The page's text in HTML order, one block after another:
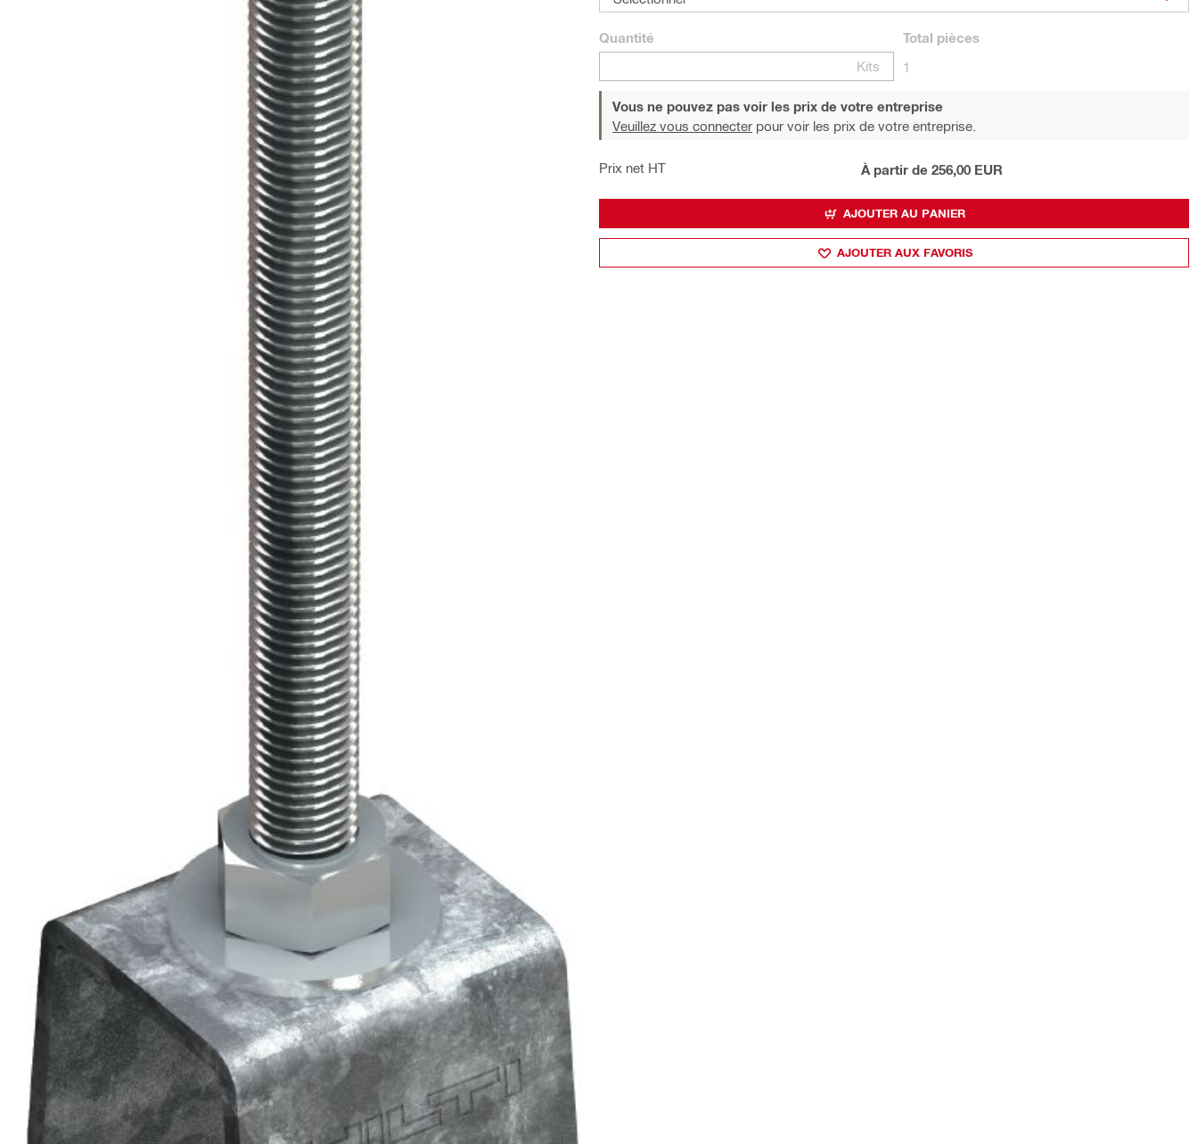
Quantité
Kits
Total pièces
1
Vous ne pouvez pas voir les prix de votre entreprise
Veuillez vous connecter pour voir les prix de votre entreprise.
Prix net HT À partir de 256,00 EUR
AJOUTER AU PANIER
AJOUTER AUX FAVORIS